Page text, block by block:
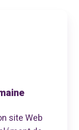
site Web